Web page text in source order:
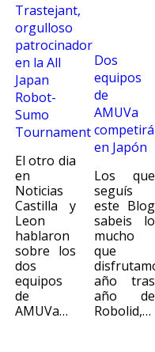
Trastejant,
orgulloso
patrocinador
en la All
Japan
Robot-
Sumo
Tournament
El otro dia
en
Noticias
Castilla y
Leon
hablaron
sobre los
dos
equipos
de
AMUVa…
Dos
equipos
de
AMUVa
en Japón
Los que
seguís
este Blog
sabeis lo
mucho
que
año tras
año de
Robolid,…